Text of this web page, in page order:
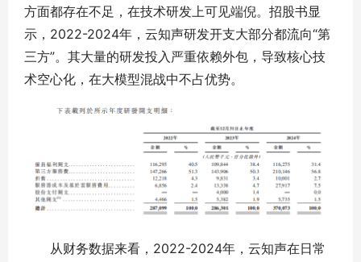
方面都存在不足，在技术研发上可见端倪。招股书显
示，2022-2024年，云知声研发开支大部分都流向“第
三方”。其大量的研发投入严重依赖外包，导致核心技
术空心化，在大模型混战中不占优势。
从财务数据来看，2022-2024年，云知声在日常